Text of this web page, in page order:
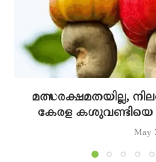
മത്സരക്ഷമതയില്ല,
കേരള കശുവണ്ടിയെ
May